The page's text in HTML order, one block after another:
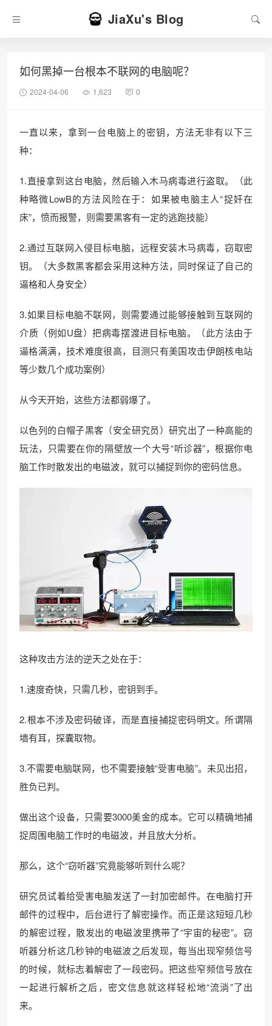
JiaXu's Blog
如何黑掉一台根本不联网的电脑呢？
2024-04-06 1,623 0
一直以来，拿到一台电脑上的密钥，方法无非有以下三
种：
1.直接拿到这台电脑，然后输入木马病毒进行盗取。（此
种略微LowB的方法风险在于：如果被电脑主人“捉奸在
床”，愤而报警，则需要黑客有一定的逃跑技能）
2.通过互联网入侵目标电脑，远程安装木马病毒，窃取密
钥。（大多数黑客都会采用这种方法，同时保证了自己的
逼格和人身安全）
3.如果目标电脑不联网，则需要通过能够接触到互联网的
介质（例如U盘）把病毒摆渡进目标电脑。（此方法由于
逼格满满，技术难度很高，目测只有美国攻击伊朗核电站
等少数几个成功案例）
从今天开始，这些方法都弱爆了。
以色列的白帽子黑客（安全研究员）研究出了一种高能的
玩法，只需要在你的隔壁放一个大号“听诊器”，根据你电
脑工作时散发出的电磁波，就可以捕捉到你的密码信息。
这种攻击方法的逆天之处在于：
1.速度奇快，只需几秒，密钥到手。
2.根本不涉及密码破译，而是直接捕捉密码明文。所谓隔
墙有耳，探囊取物。
3.不需要电脑联网，也不需要接触“受害电脑”。未见出招，
胜负已判。
做出这个设备，只需要3000美金的成本。它可以精确地捕
捉周围电脑工作时的电磁波，并且放大分析。
那么，这个“窃听器”究竟能够听到什么呢？
研究员试着给受害电脑发送了一封加密邮件。在电脑打开
邮件的过程中，后台进行了解密操作。而正是这短短几秒
的解密过程，散发出的电磁波里携带了“宇宙的秘密”。窃
听器分析这几秒钟的电磁波之后发现，每当出现窄频信号
的时候，就标志着解密了一段密码。把这些窄频信号放在
一起进行解析之后，密文信息就这样轻松地“流淌”了出
来。